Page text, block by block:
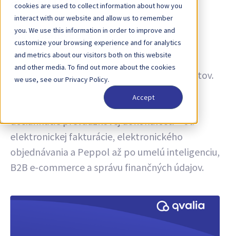
cookies are used to collect information about how you
interact with our website and allow us to remember
you. We use this information in order to improve and
customize your browsing experience and for analytics
and metrics about our visitors both on this website
and other media. To find out more about the cookies
we use, see our Privacy Policy.
Accept
Tagy:
Informácie o transakciách, technológiách a
trendoch a novinky o aktualizáciách produktov.
Získajte viac informácií o tom, ako zlepšiť
procesy a ako využiť transakčné údaje na
dosiahnutie prevádzkovej dokonalosti – od
elektronickej fakturácie, elektronického
objednávania a Peppol až po umelú inteligenciu,
B2B e-commerce a správu finančných údajov.